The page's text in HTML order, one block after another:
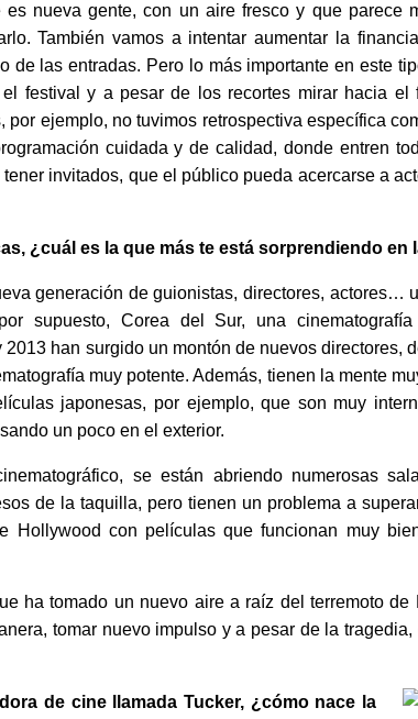
nueva gente, con un aire fresco y que parece
También vamos a intentar aumentar la
de las entradas. Pero lo más importante en este
festival y a pesar de los recortes mirar hacia el
ejemplo, no tuvimos retrospectiva específica
cuidada y de calidad, donde entren
invitados, que el público pueda acercarse a
¿cuál es la que más te está sorprendiendo en
generación de guionistas, directores, actores…
supuesto, Corea del Sur, una
han surgido un montón de nuevos directores,
muy potente. Además, tienen la mente
japonesas, por ejemplo, que son muy
un poco en el exterior.
se están abriendo numerosas
de la taquilla, pero tienen un problema a
Hollywood con películas que funcionan muy
ha tomado un nuevo aire a raíz del terremoto de
tomar nuevo impulso y a pesar de la
de cine llamada Tucker, ¿cómo nace la